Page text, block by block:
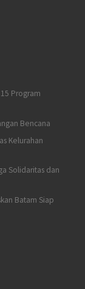
Program
Bencana
Kelurahan
Solidaritas dan
Batam Siap